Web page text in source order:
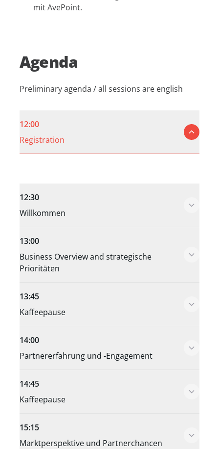
mit AvePoint.
Agenda
Preliminary agenda / all sessions are english
12:00
Registration
12:30
Willkommen
13:00
Business Overview and strategische
Prioritäten
13:45
Kaffeepause
14:00
Partnererfahrung und -Engagement
14:45
Kaffeepause
15:15
Marktperspektive und Partnerchancen